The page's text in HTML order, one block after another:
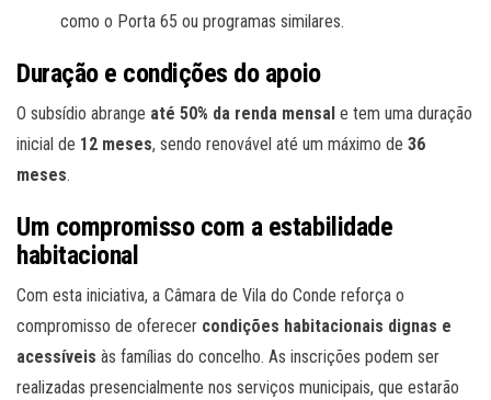
como o Porta 65 ou programas similares.
Duração e condições do apoio
O subsídio abrange até 50% da renda mensal e tem uma duração
inicial de 12 meses, sendo renovável até um máximo de 36
meses.
Um compromisso com a estabilidade
habitacional
Com esta iniciativa, a Câmara de Vila do Conde reforça o
compromisso de oferecer condições habitacionais dignas e
acessíveis às famílias do concelho. As inscrições podem ser
realizadas presencialmente nos serviços municipais, que estarão